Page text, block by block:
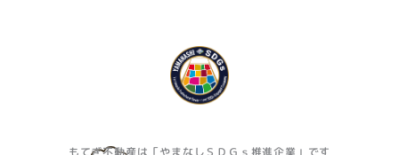
もてぎ不動産は「やまなしＳＤＧｓ推進企業」です